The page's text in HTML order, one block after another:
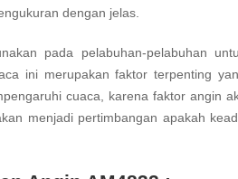
dengan jelas.
pada pelabuhan-pelabuhan
ini merupakan faktor terpenting
cuaca, karena faktor angin
menjadi pertimbangan apakah